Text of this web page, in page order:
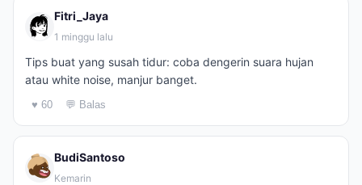
Fitri_Jaya
1 minggu lalu
Tips buat yang susah tidur: coba dengerin suara hujan
atau white noise, manjur banget.
♥ 60 💬 Balas
BudiSantoso
Kemarin